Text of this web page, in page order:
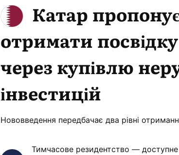
Катар
отримати
через купівлю
інвестицій
Нововведення передбачає два рівні
Тимчасове резидентство — доступне